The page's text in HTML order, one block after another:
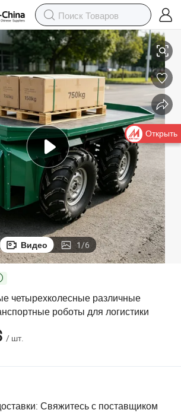
различные беспилотные
Видео 1/6
четырехколесные различные
роботы для логистики
/ шт.
Свяжитесь с поставщиком
Открыть